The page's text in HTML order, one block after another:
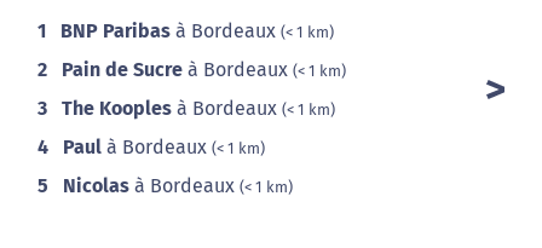
1 BNP Paribas à Bordeaux (< 1 km)
2 Pain de Sucre à Bordeaux (< 1 km)
3 The Kooples à Bordeaux (< 1 km)
4 Paul à Bordeaux (< 1 km)
5 Nicolas à Bordeaux (< 1 km)